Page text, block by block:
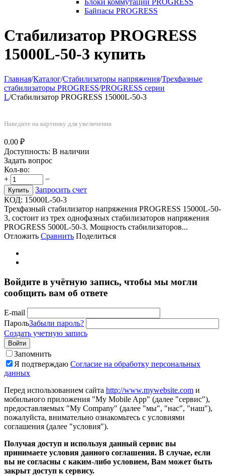
Блоки коммутации PROGRESS
Байпасы PROGRESS
Стабилизатор PROGRESS
15000L-50-3 купить
Главная/Каталог/Стабилизаторы напряжения/Трехфазные
стабилизаторы PROGRESS/PROGRESS серии
L/Стабилизатор PROGRESS 15000L-50-3
Наведите на картинку для увеличения
0.00 ₽
Доступность: В наличии
Задать вопрос
Кол-во:
+
−
Купить
Запросить счет
КОД: 15000L-50-3
Трехфазный стабилизатор напряжения PROGRESS 15000L-50-
3, состоит из трех однофазных стабилизаторов напряжения
PROGRESS 5000L-50-3. Мощность стабилизаторов...
Отложить Сравнить Поделиться
Войдите в учётную запись, чтобы мы могли
сообщить вам об ответе
E-mail
ПарольЗабыли пароль?
Создать учетную запись
Войти
Запомнить
Я подтверждаю Согласие на обработку персональных
данных
Перед использованием сайта http://www.mywebsite.com и
мобильного приложения "My Mobile App" (далее "сервис"),
предоставляемых "My Company" (далее "мы", "нас", "наш"),
пожалуйста, внимательно ознакомьтесь с условиями
соглашения (далее "условия").
Получая доступ и используя данный сервис вы
принимаете условия данного соглашения. В случае, если
вы не согласны с каким-либо условием, Вам может быть
закрыт доступ к сервису.